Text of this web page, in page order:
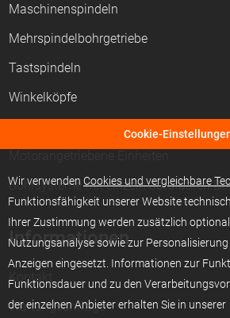
Maschinenspindeln
Mehrspindelbohrgetriebe
Tastspindeln
Winkelköpfe
Bohrsysteme mit einzeln abrufbaren
Informationen
Kontakt
Wartungsanfrage
Cookie-
Wir verwenden Cookies und vergleichbare
Funktionsfähigkeit unserer Website
Ihrer Zustimmung werden zusätzlich
Nutzungsanalyse sowie zur
Anzeigen eingesetzt. Informationen zur
Funktionsdauer und zu den
der einzelnen Anbieter erhalten Sie in unserer